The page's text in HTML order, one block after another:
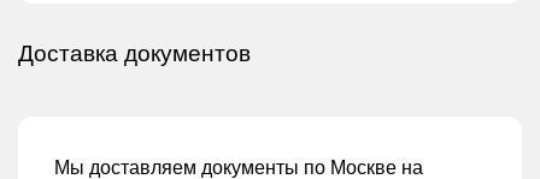
Доставка документов
Мы доставляем документы по Москве на